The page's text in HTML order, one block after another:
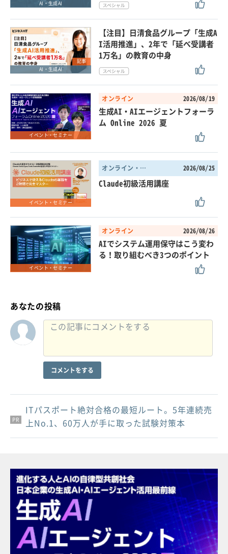
AI・生成AI
記事
AI・生成AI
【注目】日清食品グループ「生成A
I活用推進」、2年で「延べ受講者
1万名」の教育の中身
イベント・セミナー
オンライン 2026/08/19
生成AI・AIエージェントフォーラ
ム Online 2026 夏
イベント・セミナー
オンライン・東京都 2026/08/25
Claude初級活用講座
イベント・セミナー
オンライン 2026/08/26
AIでシステム運用保守はこう変わ
る！取り組むべき3つのポイント
あなたの投稿
コメントをする
PR
PR
PR
ITパスポート絶対合格の最短ルート。5年連続売
上No.1、60万人が手に取った試験対策本